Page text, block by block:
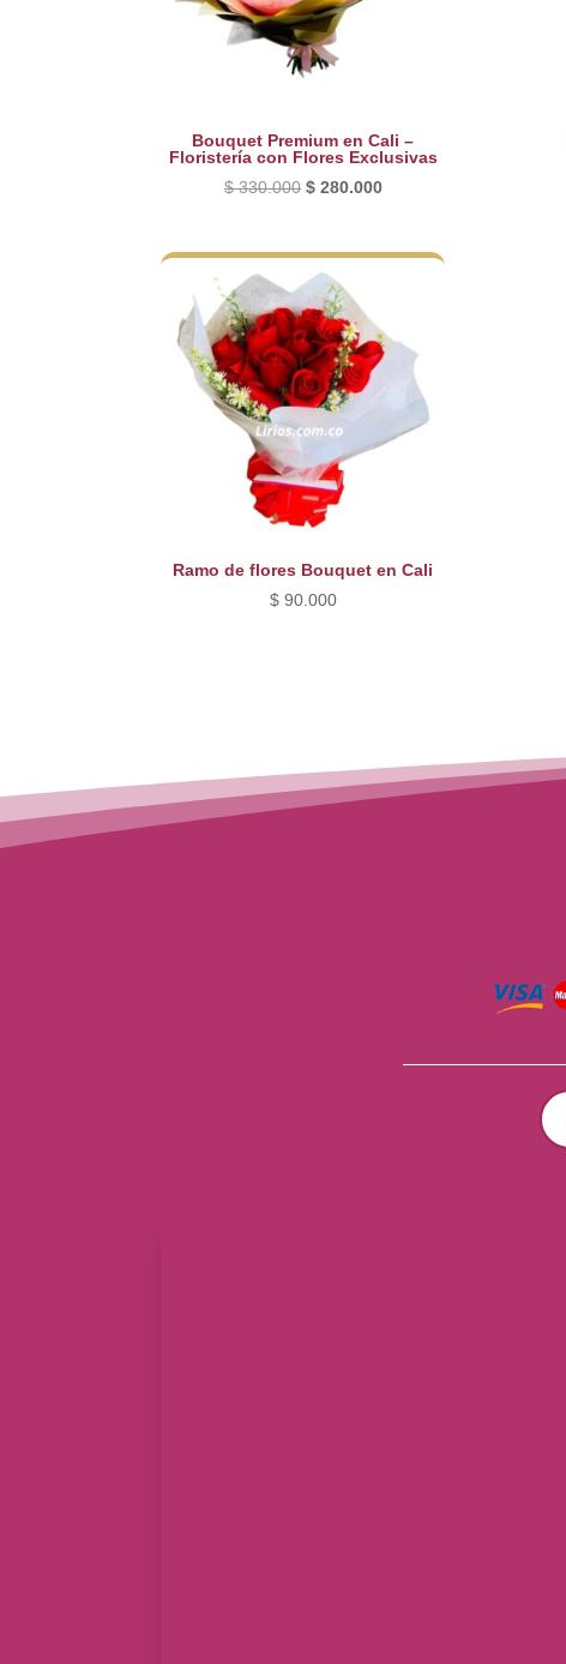
Bouquet Premium en Cali –
Floristería con Flores Exclusivas
$330.000 El
era:
$ 330.000.
$280.000El
Ramo de flores Bouquet en Cali
$90.000